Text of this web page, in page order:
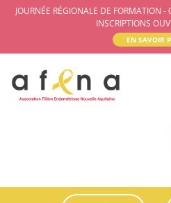
JOURNÉE RÉGIONALE DE FORMATION
INSCRIPTIONS
EN SAVOIR